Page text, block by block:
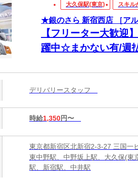
大久保駅(東京) スキル
★銀のさら 新宿西店 ［ア
【フリーター大歓迎
躍中☆まかない有/週
デリバリースタッフ
時給1,350円〜
東京都新宿区北新宿2-3-27 三国一
東中野駅、中野坂上駅、大久保(東
駅、新宿駅、中井駅